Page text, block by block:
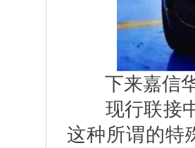
下来嘉信华
现行联接中
这种所谓的特